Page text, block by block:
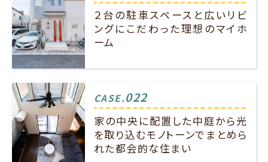
２台の駐車スペースと広いリビ
ングにこだわった理想のマイホ
ーム
CASE.022
家の中央に配置した中庭から光
を取り込むモノトーンでまとめら
れた都会的な住まい